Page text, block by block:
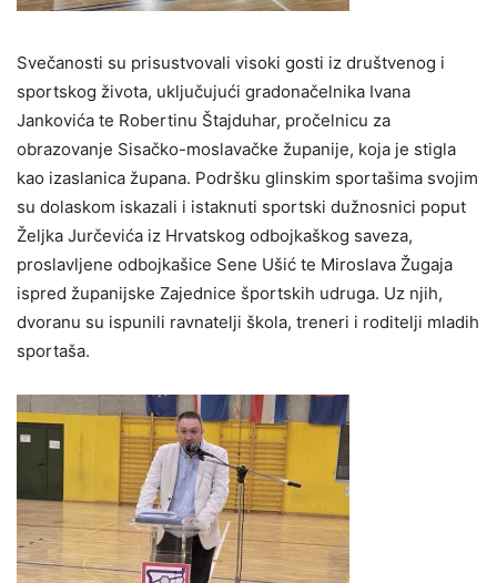
Svečanosti su prisustvovali visoki gosti iz društvenog i
sportskog života, uključujući gradonačelnika Ivana
Jankovića te Robertinu Štajduhar, pročelnicu za
obrazovanje Sisačko-moslavačke županije, koja je stigla
kao izaslanica župana. Podršku glinskim sportašima svojim
su dolaskom iskazali i istaknuti sportski dužnosnici poput
Željka Jurčevića iz Hrvatskog odbojkaškog saveza,
proslavljene odbojkašice Sene Ušić te Miroslava Žugaja
ispred županijske Zajednice športskih udruga. Uz njih,
dvoranu su ispunili ravnatelji škola, treneri i roditelji mladih
sportaša.